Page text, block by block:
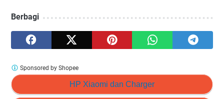
Berbagi
HP Xiaomi dan Charger
Sponsored by Shopee